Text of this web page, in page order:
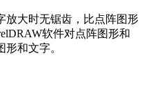
放大时无锯齿，比点阵图形
软件对点阵图形和
和文字。